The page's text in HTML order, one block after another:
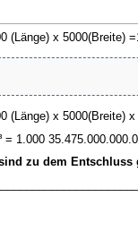
(Länge) x 5000(Breite)
(Länge) x 5000(Breite)
= 1.000
zu dem Entschluss